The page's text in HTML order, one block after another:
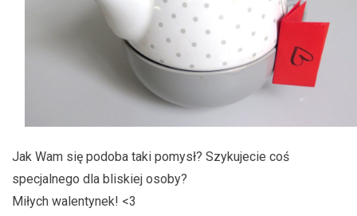
Jak Wam się podoba taki pomysł? Szykujecie coś
specjalnego dla bliskiej osoby?
Miłych walentynek! <3